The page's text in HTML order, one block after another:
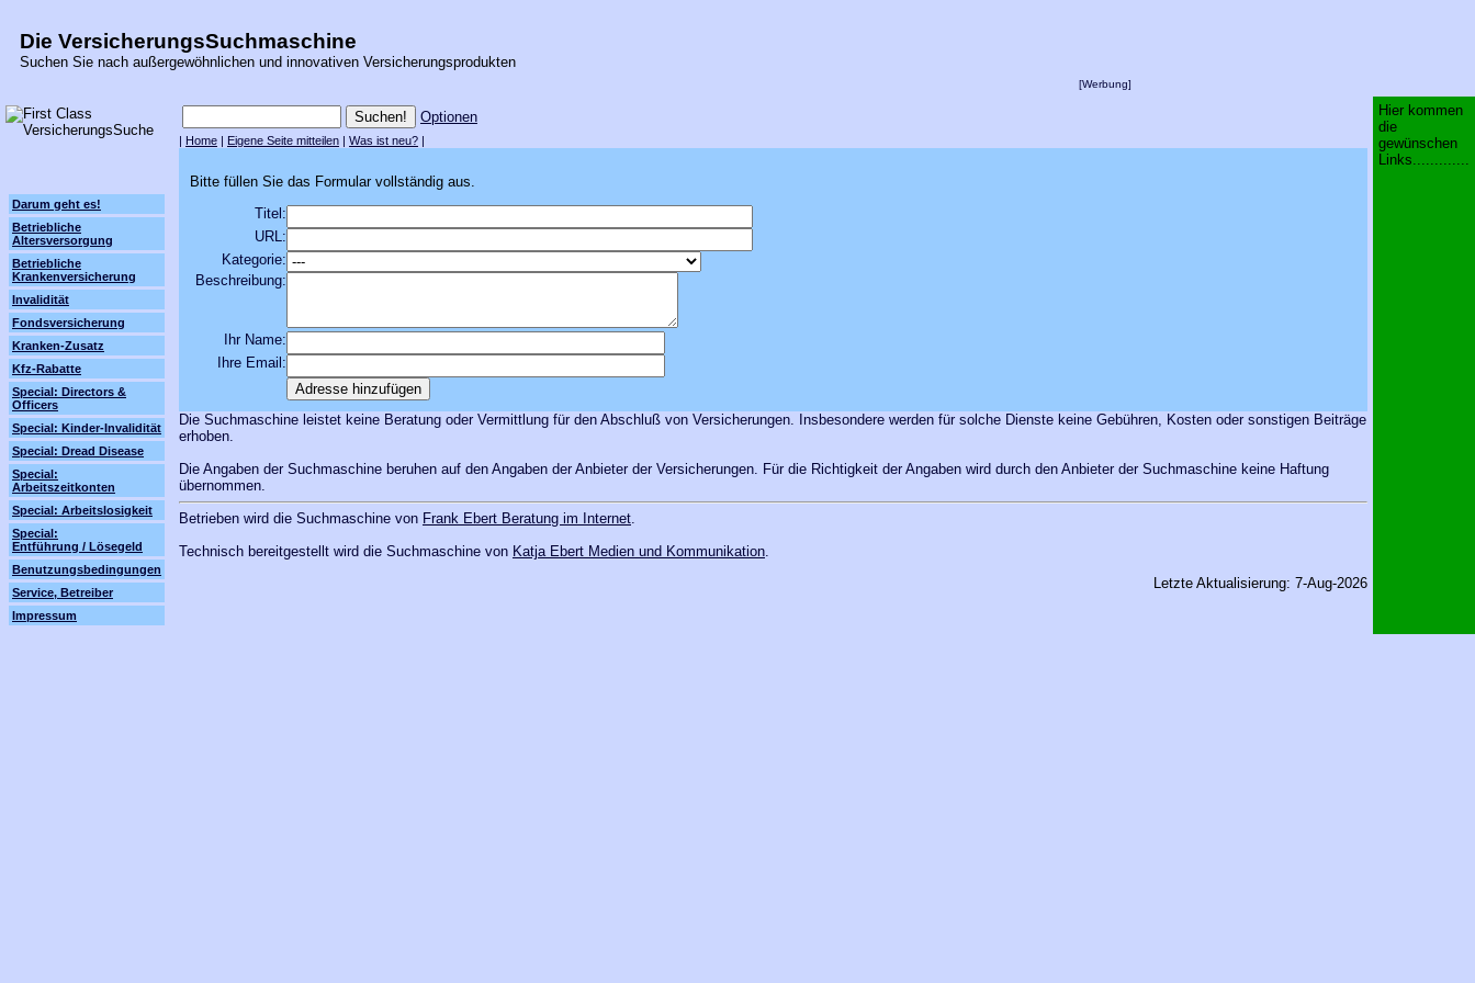
Die VersicherungsSuchmaschine
Suchen Sie nach außergewöhnlichen und innovativen Versicherungsprodukten
[Werbung]
Darum geht es!
Betriebliche
Altersversorgung
Betriebliche
Krankenversicherung
Invalidität
Fondsversicherung
Kranken-Zusatz
Kfz-Rabatte
Special: Directors &
Officers
Special: Kinder-Invalidität
Special: Dread Disease
Special:
Arbeitszeitkonten
Special: Arbeitslosigkeit
Special:
Entführung / Lösegeld
Benutzungsbedingungen
Service, Betreiber
Impressum
Optionen
| Home | Eigene Seite mitteilen | Was ist neu? |
Bitte füllen Sie das Formular vollständig aus.
Titel:
URL:
Kategorie:
Beschreibung:
Ihr Name:
Ihre Email:
Die Suchmaschine leistet keine Beratung oder Vermittlung für den Abschluß von Versicherungen. Insbesondere werden für solche Dienste keine Gebühren, Kosten oder sonstigen Beiträge
erhoben.
Die Angaben der Suchmaschine beruhen auf den Angaben der Anbieter der Versicherungen. Für die Richtigkeit der Angaben wird durch den Anbieter der Suchmaschine keine Haftung
übernommen.
Betrieben wird die Suchmaschine von Frank Ebert Beratung im Internet.
Technisch bereitgestellt wird die Suchmaschine von Katja Ebert Medien und Kommunikation.
Letzte Aktualisierung: 7-Aug-2026
Hier kommen
die
gewünschen
Links.............